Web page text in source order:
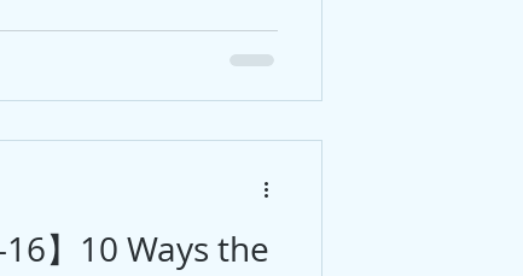
16】10 Ways the